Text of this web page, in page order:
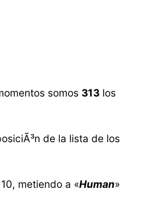
somos 313 los
de la lista de los
metiendo a «Human»